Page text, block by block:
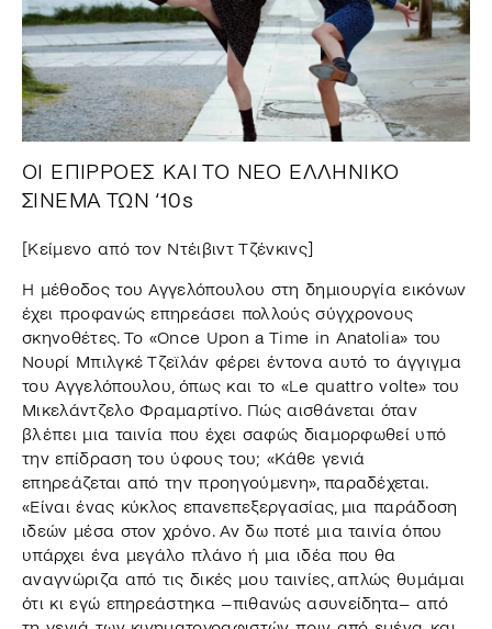
ΟΙ ΕΠΙΡΡΟΕΣ ΚΑΙ ΤΟ ΝΕΟ ΕΛΛΗΝΙΚΟ
ΣΙΝΕΜΑ ΤΩΝ ‘10s
[Κείμενο από τον Ντέιβιντ Τζένκινς]
Η μέθοδος του Αγγελόπουλου στη δημιουργία εικόνων
έχει προφανώς επηρεάσει πολλούς σύγχρονους
σκηνοθέτες. Το «Once Upon a Time in Anatolia» του
Νουρί Μπιλγκέ Τζεϊλάν φέρει έντονα αυτό το άγγιγμα
του Αγγελόπουλου, όπως και το «Le quattro volte» του
Μικελάντζελο Φραμαρτίνο. Πώς αισθάνεται όταν
βλέπει μια ταινία που έχει σαφώς διαμορφωθεί υπό
την επίδραση του ύφους του; «Κάθε γενιά
επηρεάζεται από την προηγούμενη», παραδέχεται.
«Είναι ένας κύκλος επανεπεξεργασίας, μια παράδοση
ιδεών μέσα στον χρόνο. Αν δω ποτέ μια ταινία όπου
υπάρχει ένα μεγάλο πλάνο ή μια ιδέα που θα
αναγνώριζα από τις δικές μου ταινίες, απλώς θυμάμαι
ότι κι εγώ επηρεάστηκα –πιθανώς ασυνείδητα– από